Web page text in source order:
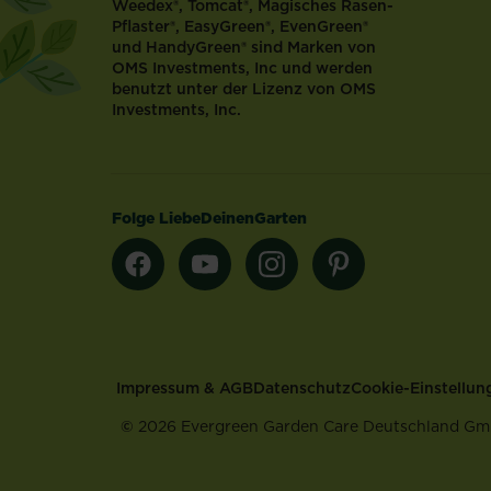
Weedex®, Tomcat®, Magisches Rasen-
Pflaster®, EasyGreen®, EvenGreen®
und HandyGreen® sind Marken von
OMS Investments, Inc und werden
benutzt unter der Lizenz von OMS
Investments, Inc.
Folge LiebeDeinenGarten
Footer
Impressum & AGBDatenschutzCookie-
© 2026 Evergreen Garden Care Deutschland